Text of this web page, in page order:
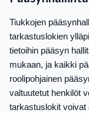
Tiukkojen
tarkastuslokien
tietoihin pääsyn
mukaan, ja kaikki
roolipohjainen
valtuutetut henkilöt
tarkastuslokit voivat